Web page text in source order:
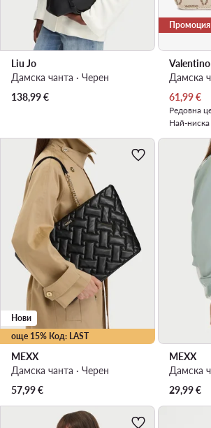
Liu Jo
Дамска чанта · Черен
138,99€
Промоция
Valentino
Дамска
Актуална
61,99€
Редовна
Най-
още 15% Код: LAST
Нови
MEXX
Дамска чанта · Черен
57,99€
MEXX
Дамска
29,99€